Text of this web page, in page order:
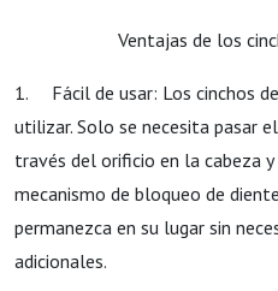
Ventajas de los
1. Fácil de usar: Los cinchos
utilizar. Solo se necesita pasar
través del orificio en la cabeza
mecanismo de bloqueo de
permanezca en su lugar sin
adicionales.